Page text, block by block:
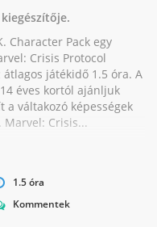
kiegészítője.
Character Pack egy
Crisis Protocol
játékidő 1.5 óra. A
éves kortól ajánljuk
váltakozó képességek
Marvel: Crisis...
1.5 óra
Kommentek